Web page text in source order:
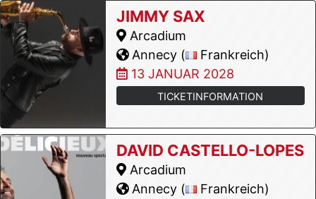
JIMMY SAX
Arcadium
Annecy (
Frankreich)
13 JANUAR 2028
TICKETINFORMATION
DAVID CASTELLO-LOPES
Arcadium
Annecy (
Frankreich)